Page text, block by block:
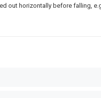
out horizontally before falling,